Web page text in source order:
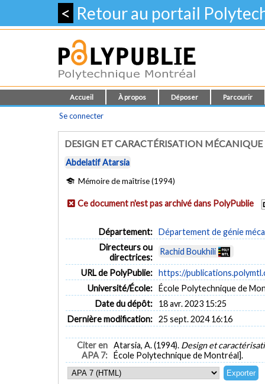
< Retour au portail
Accueil À propos Déposer Parcourir
Se connecter
DESIGN ET CARACTÉRISATION MÉCANIQUE
Abdelatif Atarsia
Mémoire de maîtrise (1994)
Ce document n'est pas archivé dans PolyPublie
Département: Département de génie
Directeurs ou
directrices:
Rachid Boukhili
URL de PolyPublie: https://
Université/École: École Polytechnique de
Date du dépôt:
18 avr. 2023 15:25
Dernière modification: 25 sept. 2024 16:16
Citer en
APA 7:
Atarsia, A. (1994). Design et
École Polytechnique de Montréal].